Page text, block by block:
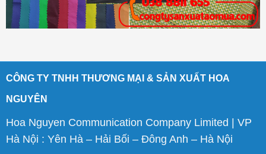
CÔNG TY TNHH THƯƠNG MẠI & SẢN XUẤT HOA
NGUYÊN
Hoa Nguyen Communication Company Limited | VP
Hà Nội : Yên Hà – Hải Bối – Đông Anh – Hà Nội